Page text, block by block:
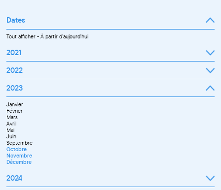
Dates
Tout afficher-À partir d'aujourd'hui
2021
Septembre
Octobre
Novembre
Décembre
2022
Janvier
Février
Mars
Avril
Mai
Juin
Juillet
Septembre
Octobre
Novembre
Décembre
2023
Janvier
Février
Mars
Avril
Mai
Juin
Septembre
Octobre
Novembre
Décembre
2024